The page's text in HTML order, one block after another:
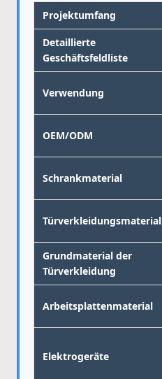
Projektumfang
Detaillierte
Geschäftsfeldliste
Verwendung
OEM/ODM
Schrankmaterial
Türverkleidungsmaterial
Grundmaterial der
Türverkleidung
Arbeitsplattenmaterial
Elektrogeräte